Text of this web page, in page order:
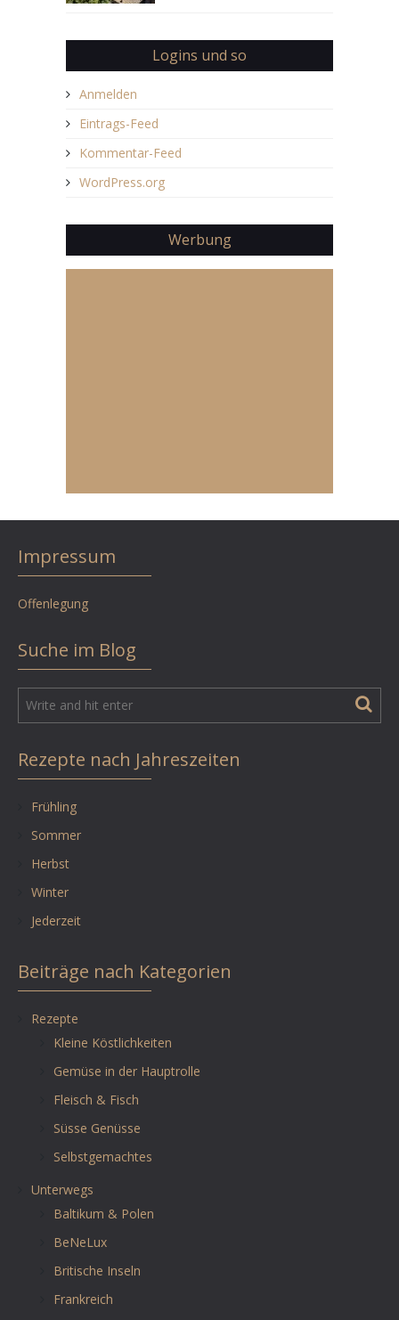
Logins und so
Anmelden
Eintrags-Feed
Kommentar-Feed
WordPress.org
Werbung
Impressum
Offenlegung
Suche im Blog
Rezepte nach Jahreszeiten
Frühling
Sommer
Herbst
Winter
Jederzeit
Beiträge nach Kategorien
Rezepte
Kleine Köstlichkeiten
Gemüse in der Hauptrolle
Fleisch & Fisch
Süsse Genüsse
Selbstgemachtes
Unterwegs
Baltikum & Polen
BeNeLux
Britische Inseln
Frankreich